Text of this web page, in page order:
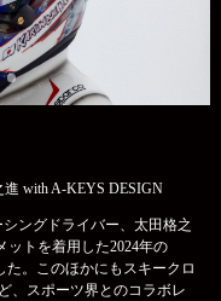
進 with A-KEYS DESIGN
ングドライバー、太田格之
トを着用した2024年の
た。このほかにもスキークロ
、スポーツ界とのコラボレ